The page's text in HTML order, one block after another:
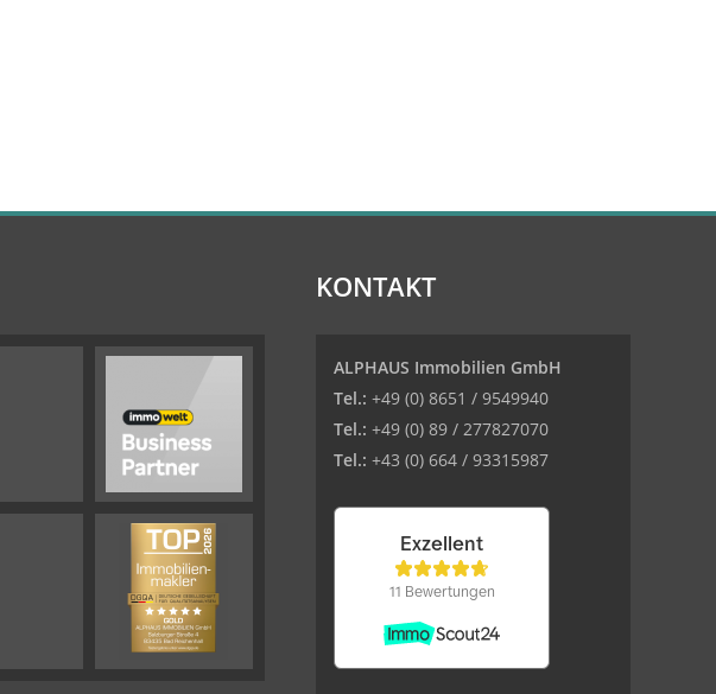
KONTAKT
ALPHAUS Immobilien GmbH
Tel.: +49 (0) 8651 / 9549940
Tel.: +49 (0) 89 / 277827070
Tel.: +43 (0) 664 / 93315987